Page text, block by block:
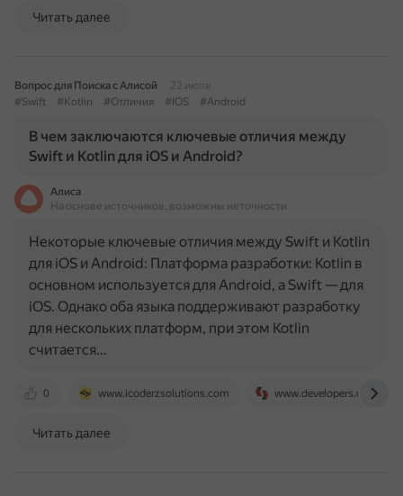
Читать далее
Вопрос для Поиска с Алисой
22 июля
#Swift
#Kotlin #Отличия #IOS #Android
В чем заключаются ключевые отличия между
Swift и Kotlin для iOS и Android?
Алиса
На основе источников, возможны неточности
0 www.icoderzsolutions.com www.developers.dev
Некоторые ключевые отличия между Swift и Kotlin
для iOS и Android: Платформа разработки: Kotlin в
основном используется для Android, а Swift — для
iOS. Однако оба языка поддерживают разработку
для нескольких платформ, при этом Kotlin
считается…
Читать далее